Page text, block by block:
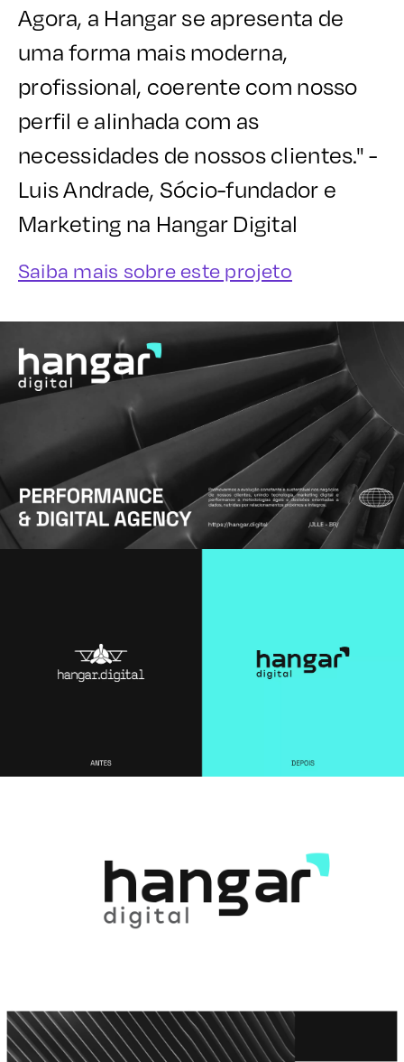
Agora, a Hangar se apresenta de
uma forma mais moderna,
profissional, coerente com nosso
perfil e alinhada com as
necessidades de nossos clientes." -
Luis Andrade, Sócio-fundador e
Marketing na Hangar Digital
Saiba mais sobre este projeto